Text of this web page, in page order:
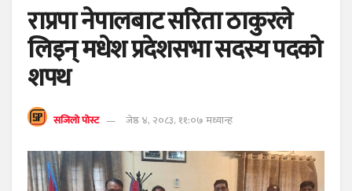
राप्रपा नेपालबाट सरिता ठाकुरले
लिइन् मधेश प्रदेशसभा सदस्य पदको
शपथ
सजिलो पोस्ट जेष्ठ ४, २०८३, ११:०७ मध्यान्ह